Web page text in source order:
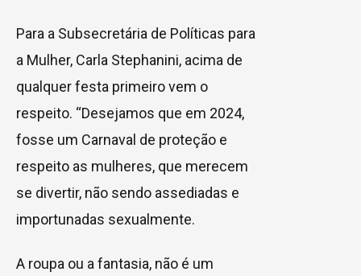
Para a Subsecretária de Políticas para
a Mulher, Carla Stephanini, acima de
qualquer festa primeiro vem o
respeito. “Desejamos que em 2024,
fosse um Carnaval de proteção e
respeito as mulheres, que merecem
se divertir, não sendo assediadas e
importunadas sexualmente.
A roupa ou a fantasia, não é um